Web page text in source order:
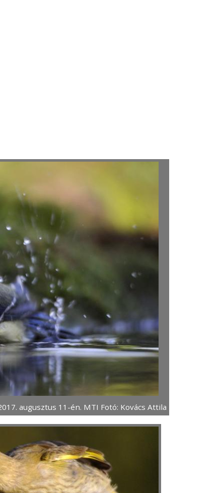
augusztus 11-én. MTI Fotó: Kovács Attila